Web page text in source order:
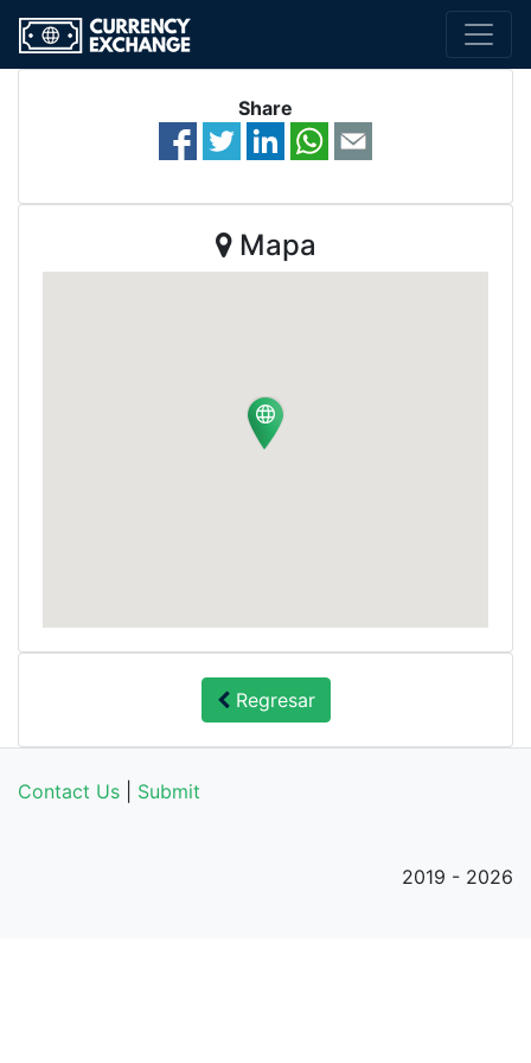
Share
Mapa
Regresar
Contact Us Submit
2019 - 2026